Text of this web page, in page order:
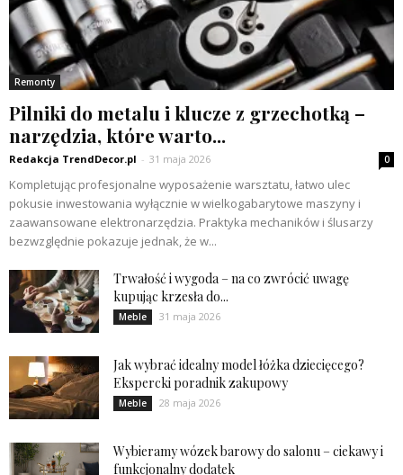
Remonty
Pilniki do metalu i klucze z grzechotką –
narzędzia, które warto...
Redakcja TrendDecor.pl - 31 maja 2026 0
Kompletując profesjonalne wyposażenie warsztatu, łatwo ulec
pokusie inwestowania wyłącznie w wielkogabarytowe maszyny i
zaawansowane elektronarzędzia. Praktyka mechaników i ślusarzy
bezwzględnie pokazuje jednak, że w...
Trwałość i wygoda – na co zwrócić uwagę
kupując krzesła do...
Meble 31 maja 2026
Jak wybrać idealny model łóżka dziecięcego?
Ekspercki poradnik zakupowy
Meble 28 maja 2026
Wybieramy wózek barowy do salonu – ciekawy i
funkcjonalny dodatek